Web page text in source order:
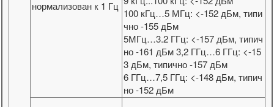
нормализован к 1 Гц
100 кГц…5 МГц: <-152 дБм, типи
чно -155 дБм
5МГц…3.2 ГГц: <-157 дБм, типич
но -161 дБм 3,2 ГГц…6 ГГц: <-15
3 дБм, типично -157 дБм
6 ГГц…7,5 ГГц: <-148 дБм, типич
но -152 дБм